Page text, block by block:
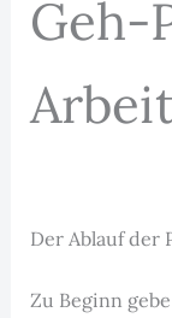
Geh-
Der Ablauf der
Zu Beginn